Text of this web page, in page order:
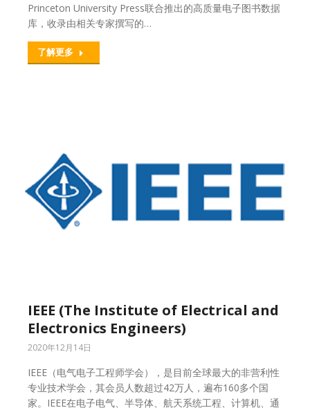
Princeton University Press联合推出的高质量电子图书数据
库，收录由相关专家撰写的…
了解更多
IEEE (The Institute of Electrical and
Electronics Engineers)
2020年12月14日
IEEE（电气电子工程师学会），是目前全球最大的非营利性
专业技术学会，其会员人数超过42万人，遍布160多个国
家。IEEE在电子电气、半导体、航天系统工程、计算机、通